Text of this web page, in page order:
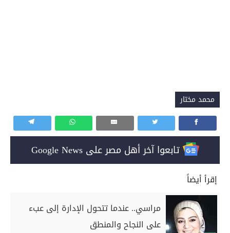
محمد مختار
تابعوا آخر أهل مصر على Google News
إقرأ أيضاً
مراسي.. عندما تتحول الإدارة إلى عبء
على النجاح والمنطق